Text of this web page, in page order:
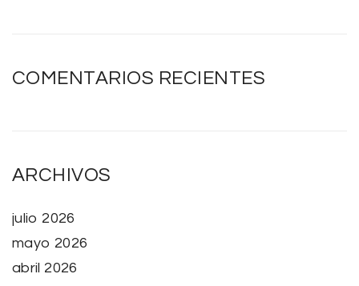
COMENTARIOS RECIENTES
ARCHIVOS
julio 2026
mayo 2026
abril 2026